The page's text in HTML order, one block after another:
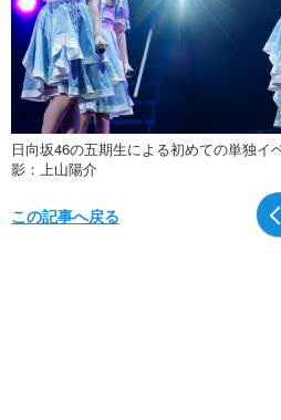
日向坂46の五期生による初めての単独
影：上山陽介
この記事へ戻る